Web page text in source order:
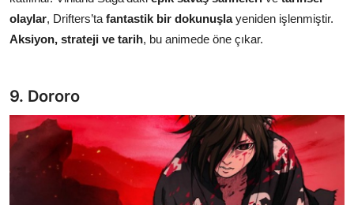
olaylar, Drifters’ta fantastik bir dokunuşlayeniden işlenmiştir.
Aksiyon, strateji ve tarih, bu animede öne çıkar.
9. Dororo